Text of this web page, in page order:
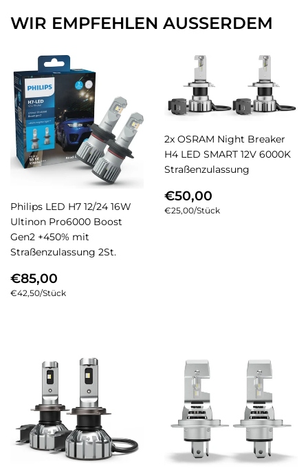
WIR EMPFEHLEN AUSSERDEM
Philips LED H7 12/24 16W
Ultinon Pro6000 Boost
Gen2 +450% mit
Straßenzulassung 2St.
NORMALER
PREIS
€85,00
Einzelpreis
€42,50/pro
Stück
2x OSRAM Night Breaker
H4 LED SMART 12V 6000K
Straßenzulassung
NORMALER
PREIS
€50,00
Einzelpreis
€25,00/pro
Stück